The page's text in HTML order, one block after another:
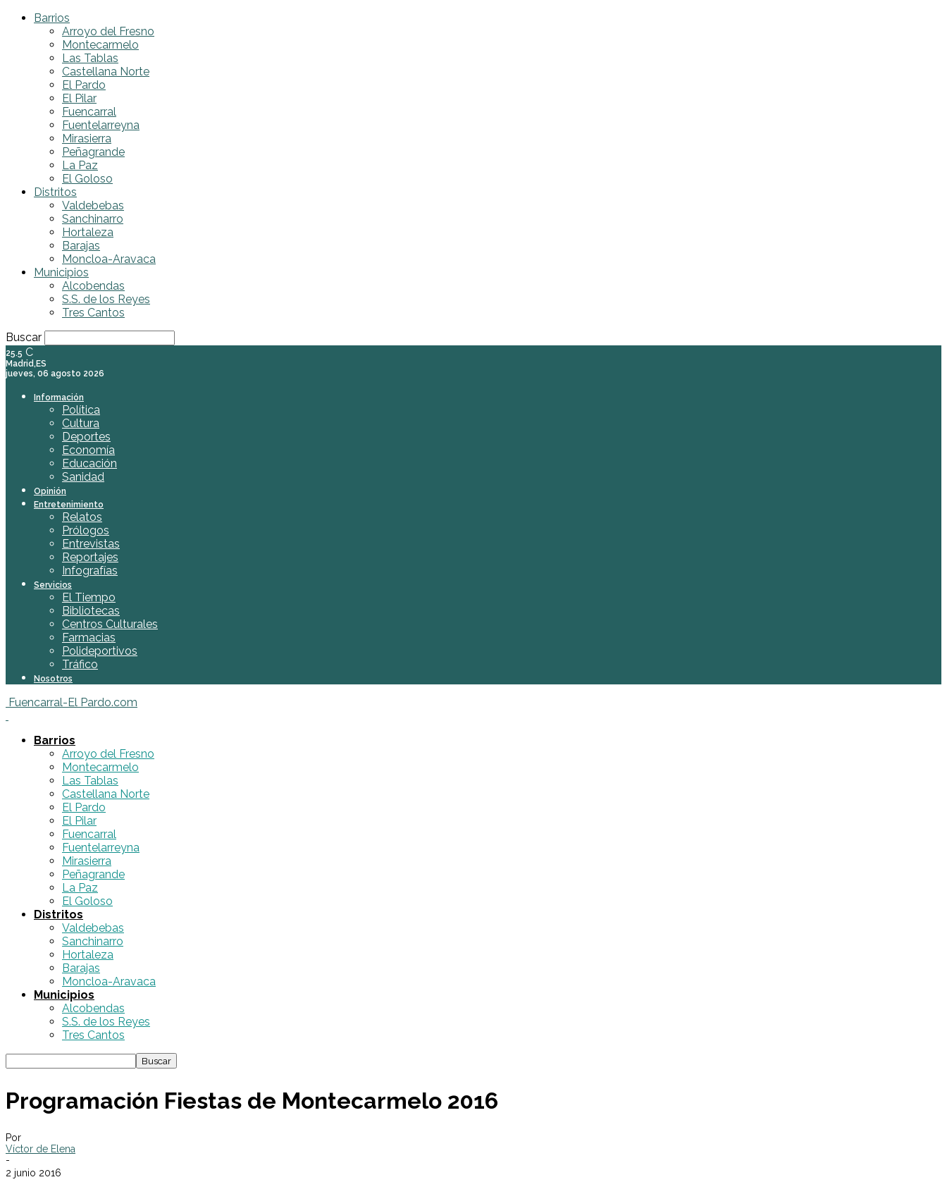
Barrios
Arroyo del Fresno
Montecarmelo
Las Tablas
Castellana Norte
El Pardo
El Pilar
Fuencarral
Fuentelarreyna
Mirasierra
Peñagrande
La Paz
El Goloso
Distritos
Valdebebas
Sanchinarro
Hortaleza
Barajas
Moncloa-Aravaca
Municipios
Alcobendas
S.S. de los Reyes
Tres Cantos
Buscar
25.5 C
Madrid,ES
jueves, 06 agosto 2026
Información
Política
Cultura
Deportes
Economía
Educación
Sanidad
Opinión
Entretenimiento
Relatos
Prólogos
Entrevistas
Reportajes
Infografías
Servicios
El Tiempo
Bibliotecas
Centros Culturales
Farmacias
Polideportivos
Tráfico
Nosotros
Fuencarral-El Pardo.com
Barrios
Arroyo del Fresno
Montecarmelo
Las Tablas
Castellana Norte
El Pardo
El Pilar
Fuencarral
Fuentelarreyna
Mirasierra
Peñagrande
La Paz
El Goloso
Distritos
Valdebebas
Sanchinarro
Hortaleza
Barajas
Moncloa-Aravaca
Municipios
Alcobendas
S.S. de los Reyes
Tres Cantos
Programación Fiestas de Montecarmelo 2016
Por
Víctor de Elena
-
2 junio 2016